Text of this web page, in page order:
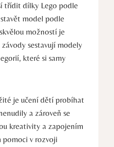
třídit dílky Lego podle
model podle
možností je
sestavují modely
které si samy
je učení dětí probíhat
a zároveň se
kreativity a zapojením
v rozvoji